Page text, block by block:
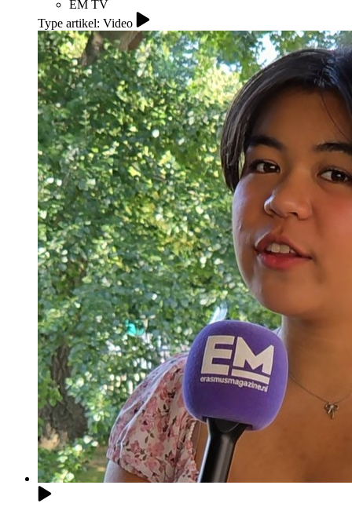
EM TV
Type artikel: Video